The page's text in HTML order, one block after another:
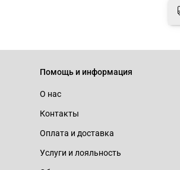
Помощь и информация
О нас
Контакты
Оплата и доставка
Услуги и лояльность